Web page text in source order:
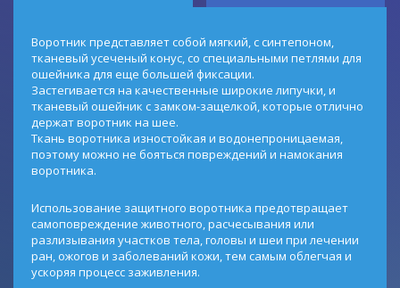
Воротник представляет собой мягкий, с синтепоном,
тканевый усеченый конус, со специальными петлями для
ошейника для еще большей фиксации.
Застегивается на качественные широкие липучки, и
тканевый ошейник с замком-защелкой, которые отлично
держат воротник на шее.
Ткань воротника изностойкая и водонепроницаемая,
поэтому можно не бояться повреждений и намокания
воротника.
Использование защитного воротника предотвращает
самоповреждение животного, расчесывания или
разлизывания участков тела, головы и шеи при лечении
ран, ожогов и заболеваний кожи, тем самым облегчая и
ускоряя процесс заживления.